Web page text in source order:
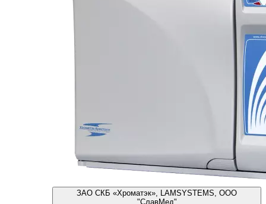
ЗАО СКБ «Хроматэк», LAMSYSTEMS, ООО
"СлавМед"